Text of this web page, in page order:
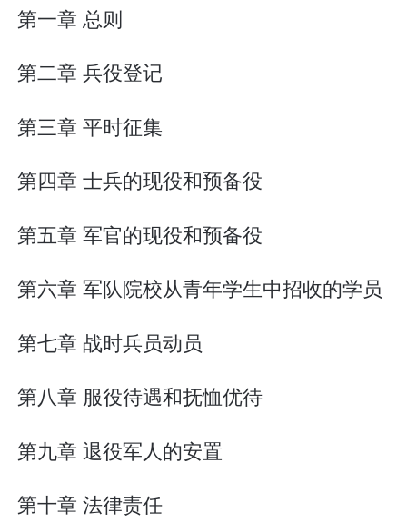
第一章 总则
第二章 兵役登记
第三章 平时征集
第四章 士兵的现役和预备役
第五章 军官的现役和预备役
第六章 军队院校从青年学生中招收的学员
第七章 战时兵员动员
第八章 服役待遇和抚恤优待
第九章 退役军人的安置
第十章 法律责任